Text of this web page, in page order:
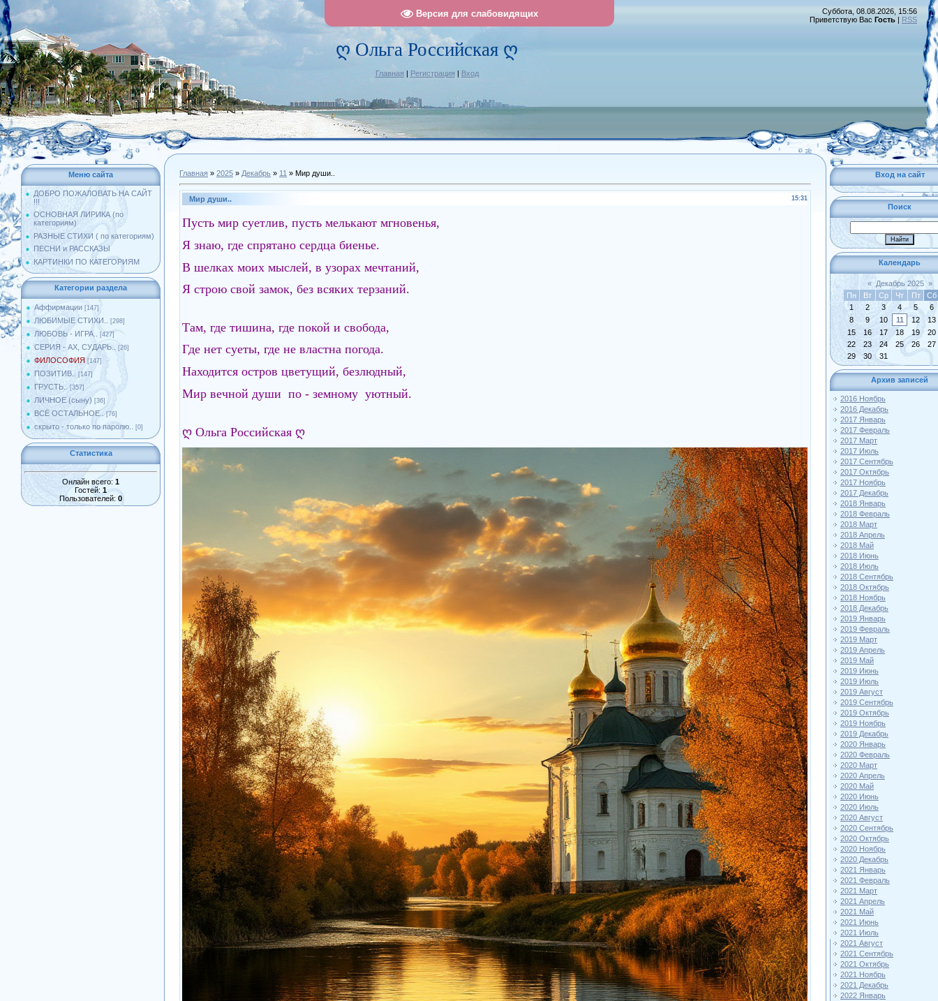
Версия для слабовидящих
ღ Ольга Российская ღ
Главная | Регистрация | Вход
Суббота, 08.08.2026, 15:56
Приветствую Вас Гость | RSS
Меню сайта
ДОБРО ПОЖАЛОВАТЬ НА САЙТ
!!!
ОСНОВНАЯ ЛИРИКА (по
категориям)
РАЗНЫЕ СТИХИ ( по категориям)
ПЕСНИ и РАССКАЗЫ
КАРТИНКИ ПО КАТЕГОРИЯМ
Категории раздела
Аффирмации [147]
ЛЮБИМЫЕ СТИХИ.. [298]
ЛЮБОВЬ - ИГРА.. [427]
СЕРИЯ - АХ, СУДАРЬ.. [26]
ФИЛОСОФИЯ [147]
ПОЗИТИВ.. [147]
ГРУСТЬ.. [357]
ЛИЧНОЕ (сыну) [36]
ВСЁ ОСТАЛЬНОЕ.. [76]
скрыто - только по паролю.. [0]
Статистика
Онлайн всего: 1
Гостей: 1
Пользователей: 0
Главная » 2025 » Декабрь » 11 » Мир души..
15:31
Мир души..
Пусть мир суетлив, пусть мелькают мгновенья,
Я знаю, где спрятано сердца биенье.
В шелках моих мыслей, в узорах мечтаний,
Я строю свой замок, без всяких терзаний.
Там, где тишина, где покой и свобода,
Где нет суеты, где не властна погода.
Находится остров цветущий, безлюдный,
Мир вечной души по - земному уютный.
ღ Ольга Российская ღ
Вход на сайт
Поиск
Календарь
« Декабрь 2025 »
Пн
Вт Ср Чт Пт
Сб
1
2 3 4 5
6
8
9 10 11 12
13
15
16 17 18 19
20
22
23 24 25 26
27
29
30 31
Архив записей
2016 Ноябрь
2016 Декабрь
2017 Январь
2017 Февраль
2017 Март
2017 Июль
2017 Сентябрь
2017 Октябрь
2017 Ноябрь
2017 Декабрь
2018 Январь
2018 Февраль
2018 Март
2018 Апрель
2018 Май
2018 Июнь
2018 Июль
2018 Сентябрь
2018 Октябрь
2018 Ноябрь
2018 Декабрь
2019 Январь
2019 Февраль
2019 Март
2019 Апрель
2019 Май
2019 Июнь
2019 Июль
2019 Август
2019 Сентябрь
2019 Октябрь
2019 Ноябрь
2019 Декабрь
2020 Январь
2020 Февраль
2020 Март
2020 Апрель
2020 Май
2020 Июнь
2020 Июль
2020 Август
2020 Сентябрь
2020 Октябрь
2020 Ноябрь
2020 Декабрь
2021 Январь
2021 Февраль
2021 Март
2021 Апрель
2021 Май
2021 Июнь
2021 Июль
2021 Август
2021 Сентябрь
2021 Октябрь
2021 Ноябрь
2021 Декабрь
2022 Январь